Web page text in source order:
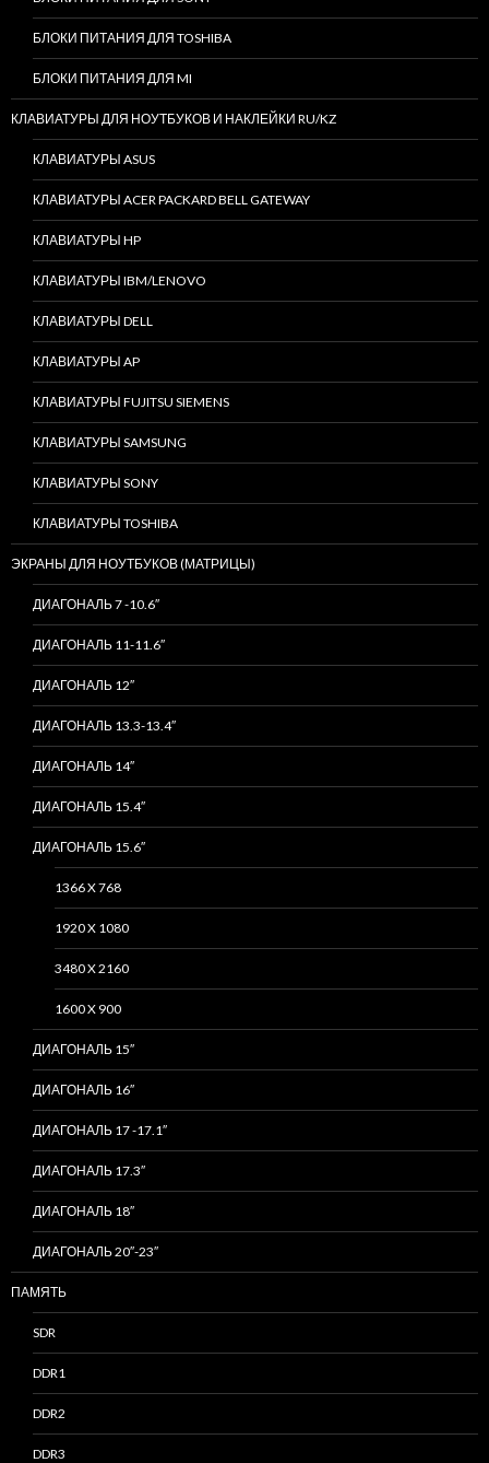
БЛОКИ ПИТАНИЯ ДЛЯ TOSHIBA
БЛОКИ ПИТАНИЯ ДЛЯ MI
КЛАВИАТУРЫ ДЛЯ НОУТБУКОВ И НАКЛЕЙКИ RU/KZ
КЛАВИАТУРЫ ASUS
КЛАВИАТУРЫ ACER PACKARD BELL GATEWAY
КЛАВИАТУРЫ HP
КЛАВИАТУРЫ IBM/LENOVO
КЛАВИАТУРЫ DELL
КЛАВИАТУРЫ AP
КЛАВИАТУРЫ FUJITSU SIEMENS
КЛАВИАТУРЫ SAMSUNG
КЛАВИАТУРЫ SONY
КЛАВИАТУРЫ TOSHIBA
ЭКРАНЫ ДЛЯ НОУТБУКОВ (МАТРИЦЫ)
ДИАГОНАЛЬ 7 -10.6″
ДИАГОНАЛЬ 11-11.6″
ДИАГОНАЛЬ 12″
ДИАГОНАЛЬ 13.3-13.4″
ДИАГОНАЛЬ 14″
ДИАГОНАЛЬ 15.4″
ДИАГОНАЛЬ 15.6″
1366 X 768
1920 X 1080
3480 X 2160
1600 X 900
ДИАГОНАЛЬ 15″
ДИАГОНАЛЬ 16″
ДИАГОНАЛЬ 17 -17.1″
ДИАГОНАЛЬ 17.3″
ДИАГОНАЛЬ 18″
ДИАГОНАЛЬ 20″-23″
ПАМЯТЬ
SDR
DDR1
DDR2
DDR3